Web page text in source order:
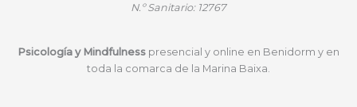
N.ºSanitario: 12767
Psicología y Mindfulness presencial y online en Benidorm y en
toda la comarca de la Marina Baixa.